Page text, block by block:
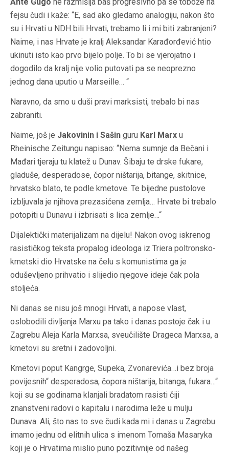
fejsu čudi i kaže: “E, sad ako gledamo analogiju, nakon što
su i Hrvati u NDH bili Hrvati, trebamo li i mi biti zabranjeni?
Naime, i nas Hrvate je kralj Aleksandar Karađorđević htio
ukinuti isto kao prvo bijelo polje. To bi se vjerojatno i
dogodilo da kralj nije volio putovati pa se neoprezno
jednog dana uputio u Marseille… “
Naravno, da smo u duši pravi marksisti, trebalo bi nas
zabraniti.
Naime, još je Jakovinin i Sašin guru Karl Marx u
Rheinische Zeitungu napisao: “Nema sumnje da Bečani i
Mađari tjeraju tu klatež u Dunav. Šibaju te drske fukare,
gladuše, desperadose, čopor ništarija, bitange, skitnice,
hrvatsko blato, te podle kmetove. Te bijedne pustolove
izbljuvala je njihova prezasićena zemlja… Hrvate bi trebalo
potopiti u Dunavu i izbrisati s lica zemlje…“
Dijalektički materijalizam na dijelu! Nakon ovog iskrenog
rasističkog teksta propalog ideologa iz Triera poltronsko-
kmetski dio Hrvatske na čelu s komunistima ga je
oduševljeno prihvatio i slijedio njegove ideje čak pola
stoljeća.
Ni danas se nisu još mnogi Hrvati, a napose vlast,
oslobodili divljenja Marxu pa tako i danas postoje čak i u
Zagrebu Aleja Karla Marxsa, sveučilište Drageca Marxsa, a
kmetovi su sretni i zadovoljni.
Kmetovi poput Kangrge, Supeka, Zvonarevića…i bez broja
povijesnih“ desperadosa, čopora ništarija, bitanga, fukara…“
koji su se godinama klanjali bradatom rasisti čiji
znanstveni radovi o kapitalu i narodima leže u mulju
Dunava. Ali, što nas to sve čudi kada mi i danas u Zagrebu
imamo jednu od elitnih ulica s imenom Tomaša Masaryka
koji je o Hrvatima mislio puno pozitivnije od našeg